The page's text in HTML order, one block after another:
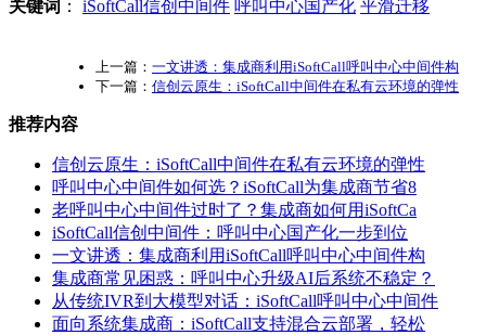
关键词 ： iSoftCall信创中间件 呼叫中心国产化 平滑迁移
上一篇： 一文讲透：集成商利用iSoftCall呼叫中心中间件构
下一篇： 信创云原生：iSoftCall中间件在私有云环境的弹性
推荐内容
信创云原生：iSoftCall中间件在私有云环境的弹性
呼叫中心中间件如何选？iSoftCall为集成商节省8
老呼叫中心中间件过时了？集成商如何用iSoftCa
iSoftCall信创中间件：呼叫中心国产化一步到位
一文讲透：集成商利用iSoftCall呼叫中心中间件构
集成商常见困惑：呼叫中心升级AI后系统不稳定？
从传统IVR到大模型对话：iSoftCall呼叫中心中间件
面向系统集成商：iSoftCall支持混合云部署，轻松